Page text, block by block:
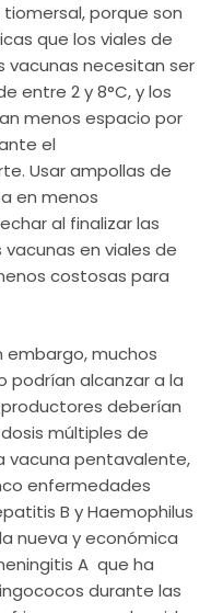
porque son
que los viales de
vacunas necesitan ser
entre 2 y 8°C, y los
menos espacio por
el
Usar ampollas de
en menos
al finalizar las
en viales de
costosas para
embargo, muchos
podrían alcanzar a la
deberían
múltiples de
vacuna pentavalente,
enfermedades 
B y Haemophilus
nueva y económica
A  que ha
durante las